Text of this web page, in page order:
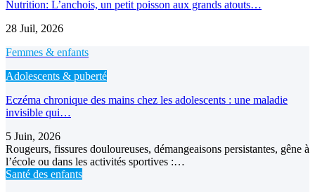
Nutrition: L’anchois, un petit poisson aux grands atouts…
28 Juil, 2026
Femmes & enfants
Adolescents & puberté
Eczéma chronique des mains chez les adolescents : une maladie
invisible qui…
5 Juin, 2026
Rougeurs, fissures douloureuses, démangeaisons persistantes, gêne à
l’école ou dans les activités sportives :…
Santé des enfants